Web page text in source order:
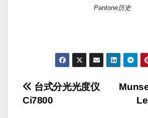
Pantone历史
文台式分光光度仪
Ci7800